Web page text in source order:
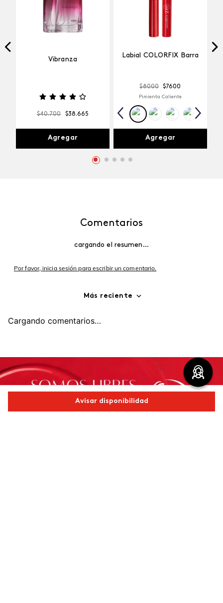
Avisar disponibilidad
Vibranza
$40.700 $38.665
Agregar
Labial COLORFIX Barra
$8000 $7600
Pimienta Caliente
Agregar
Comentarios
cargando el resumen…
Por favor, inicia sesión para escribir un comentario.
Más reciente
Cargando comentarios…